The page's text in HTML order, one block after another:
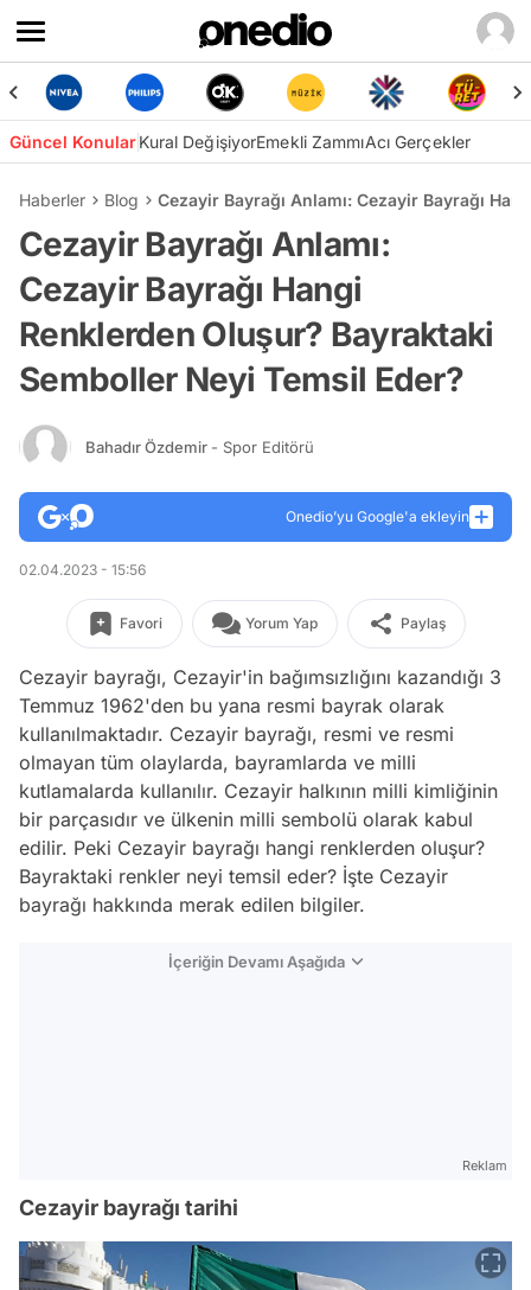
Güncel KonularKural DeğişiyorEmekli ZammıAcı Gerçekler
Haberler Blog Cezayir Bayrağı Anlamı: Cezayir Bayrağı
Cezayir Bayrağı Anlamı:
Cezayir Bayrağı Hangi
Renklerden Oluşur? Bayraktaki
Semboller Neyi Temsil Eder?
Bahadır Özdemir - Spor Editörü
Onedio’yu Google'a ekleyin
02.04.2023 - 15:56
Favori Yorum Yap Paylaş
Cezayir bayrağı, Cezayir'in bağımsızlığını kazandığı 3
Temmuz 1962'den bu yana resmi bayrak olarak
kullanılmaktadır. Cezayir bayrağı, resmi ve resmi
olmayan tüm olaylarda, bayramlarda ve milli
kutlamalarda kullanılır. Cezayir halkının milli kimliğinin
bir parçasıdır ve ülkenin milli sembolü olarak kabul
edilir. Peki Cezayir bayrağı hangi renklerden oluşur?
Bayraktaki renkler neyi temsil eder? İşte Cezayir
bayrağı hakkında merak edilen bilgiler.
İçeriğin Devamı Aşağıda
Reklam
Cezayir bayrağı tarihi